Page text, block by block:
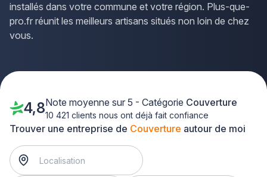
installés dans votre commune et votre région. Plus-que-
pro.fr réunit les meilleurs artisans situés non loin de chez
vous.
Trouver une entreprise de Couverture autour de moi
4,8Note moyenne sur 5 - Catégorie Couverture
10 421 clients nous ont déjà fait confiance